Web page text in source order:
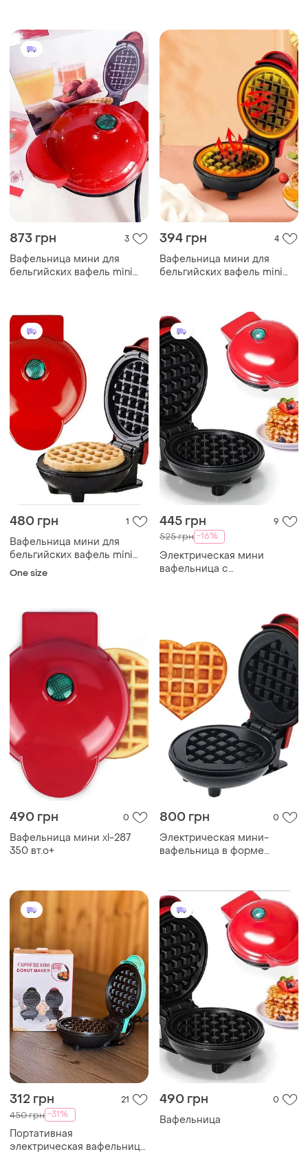
873 грн 3
Вафельница мини для
бельгийских вафель mini
394 грн 4
Вафельница мини для
бельгийских вафель mini
480 грн 1
Вафельница мини для
бельгийских вафель mini
waffle Maker «d-s»
One size
445 грн 9
525 грн -16%
Электрическая мини
вафельница с
490 грн 0
Вафельница мини xl-287
350 вт.о+
800 грн 0
Электрическая мини-
вафельница в форме
312 грн 21
450 грн -31%
Портативная
электрическая вафельница
490 грн 0
Вафельница